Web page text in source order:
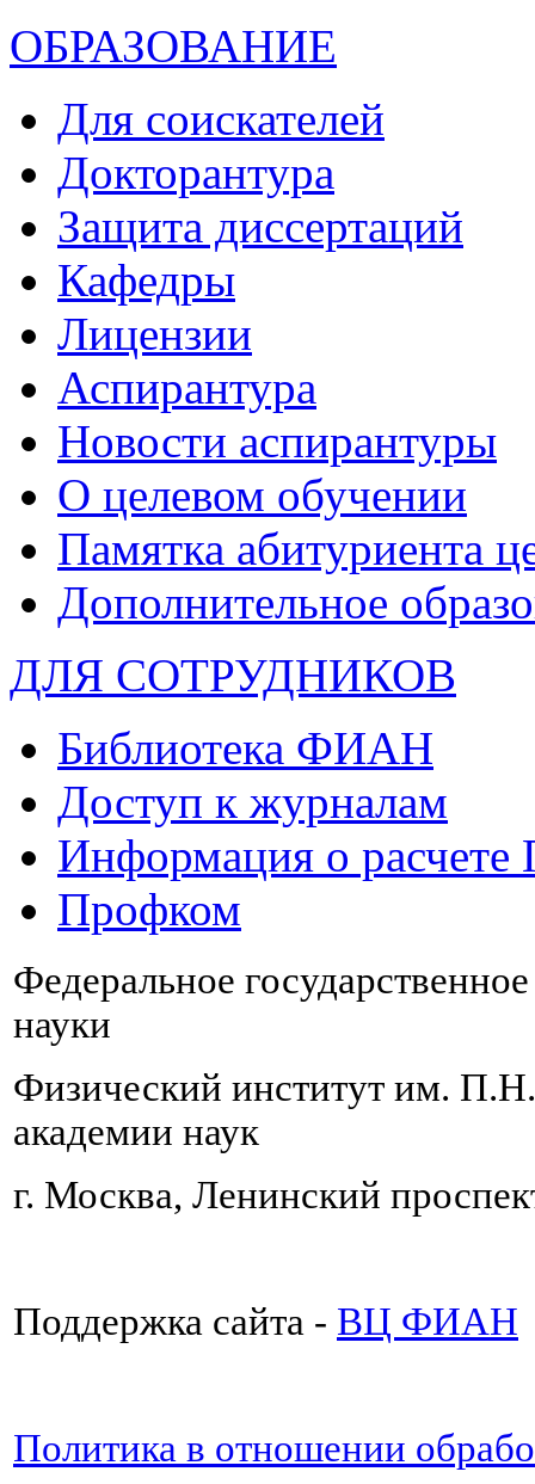
ОБРАЗОВАНИЕ
Для соискателей
Докторантура
Защита диссертаций
Кафедры
Лицензии
Аспирантура
Новости аспирантуры
О целевом обучении
Памятка абитуриента
Дополнительное
ДЛЯ СОТРУДНИКОВ
Библиотека ФИАН
Доступ к журналам
Информация о
Профком
Федеральное
науки
Физический институт им.
академии наук
г. Москва, Ленинский
Поддержка сайта - ВЦ ФИАН
Политика в отношении